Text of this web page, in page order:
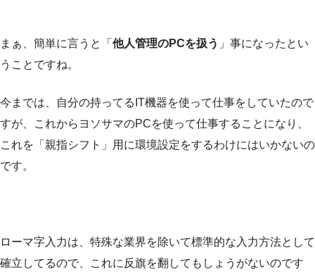
まぁ、簡単に言うと「 他人管理のPCを扱う 」事になったとい
うことですね。
今までは、自分の持ってるIT機器を使って仕事をしていたので
すが、これからヨソサマのPCを使って仕事することになり、
これを「親指シフト」用に環境設定をするわけにはいかないの
です。
ローマ字入力は、特殊な業界を除いて標準的な入力方法として
確立してるので、これに反旗を翻してもしょうがないのです